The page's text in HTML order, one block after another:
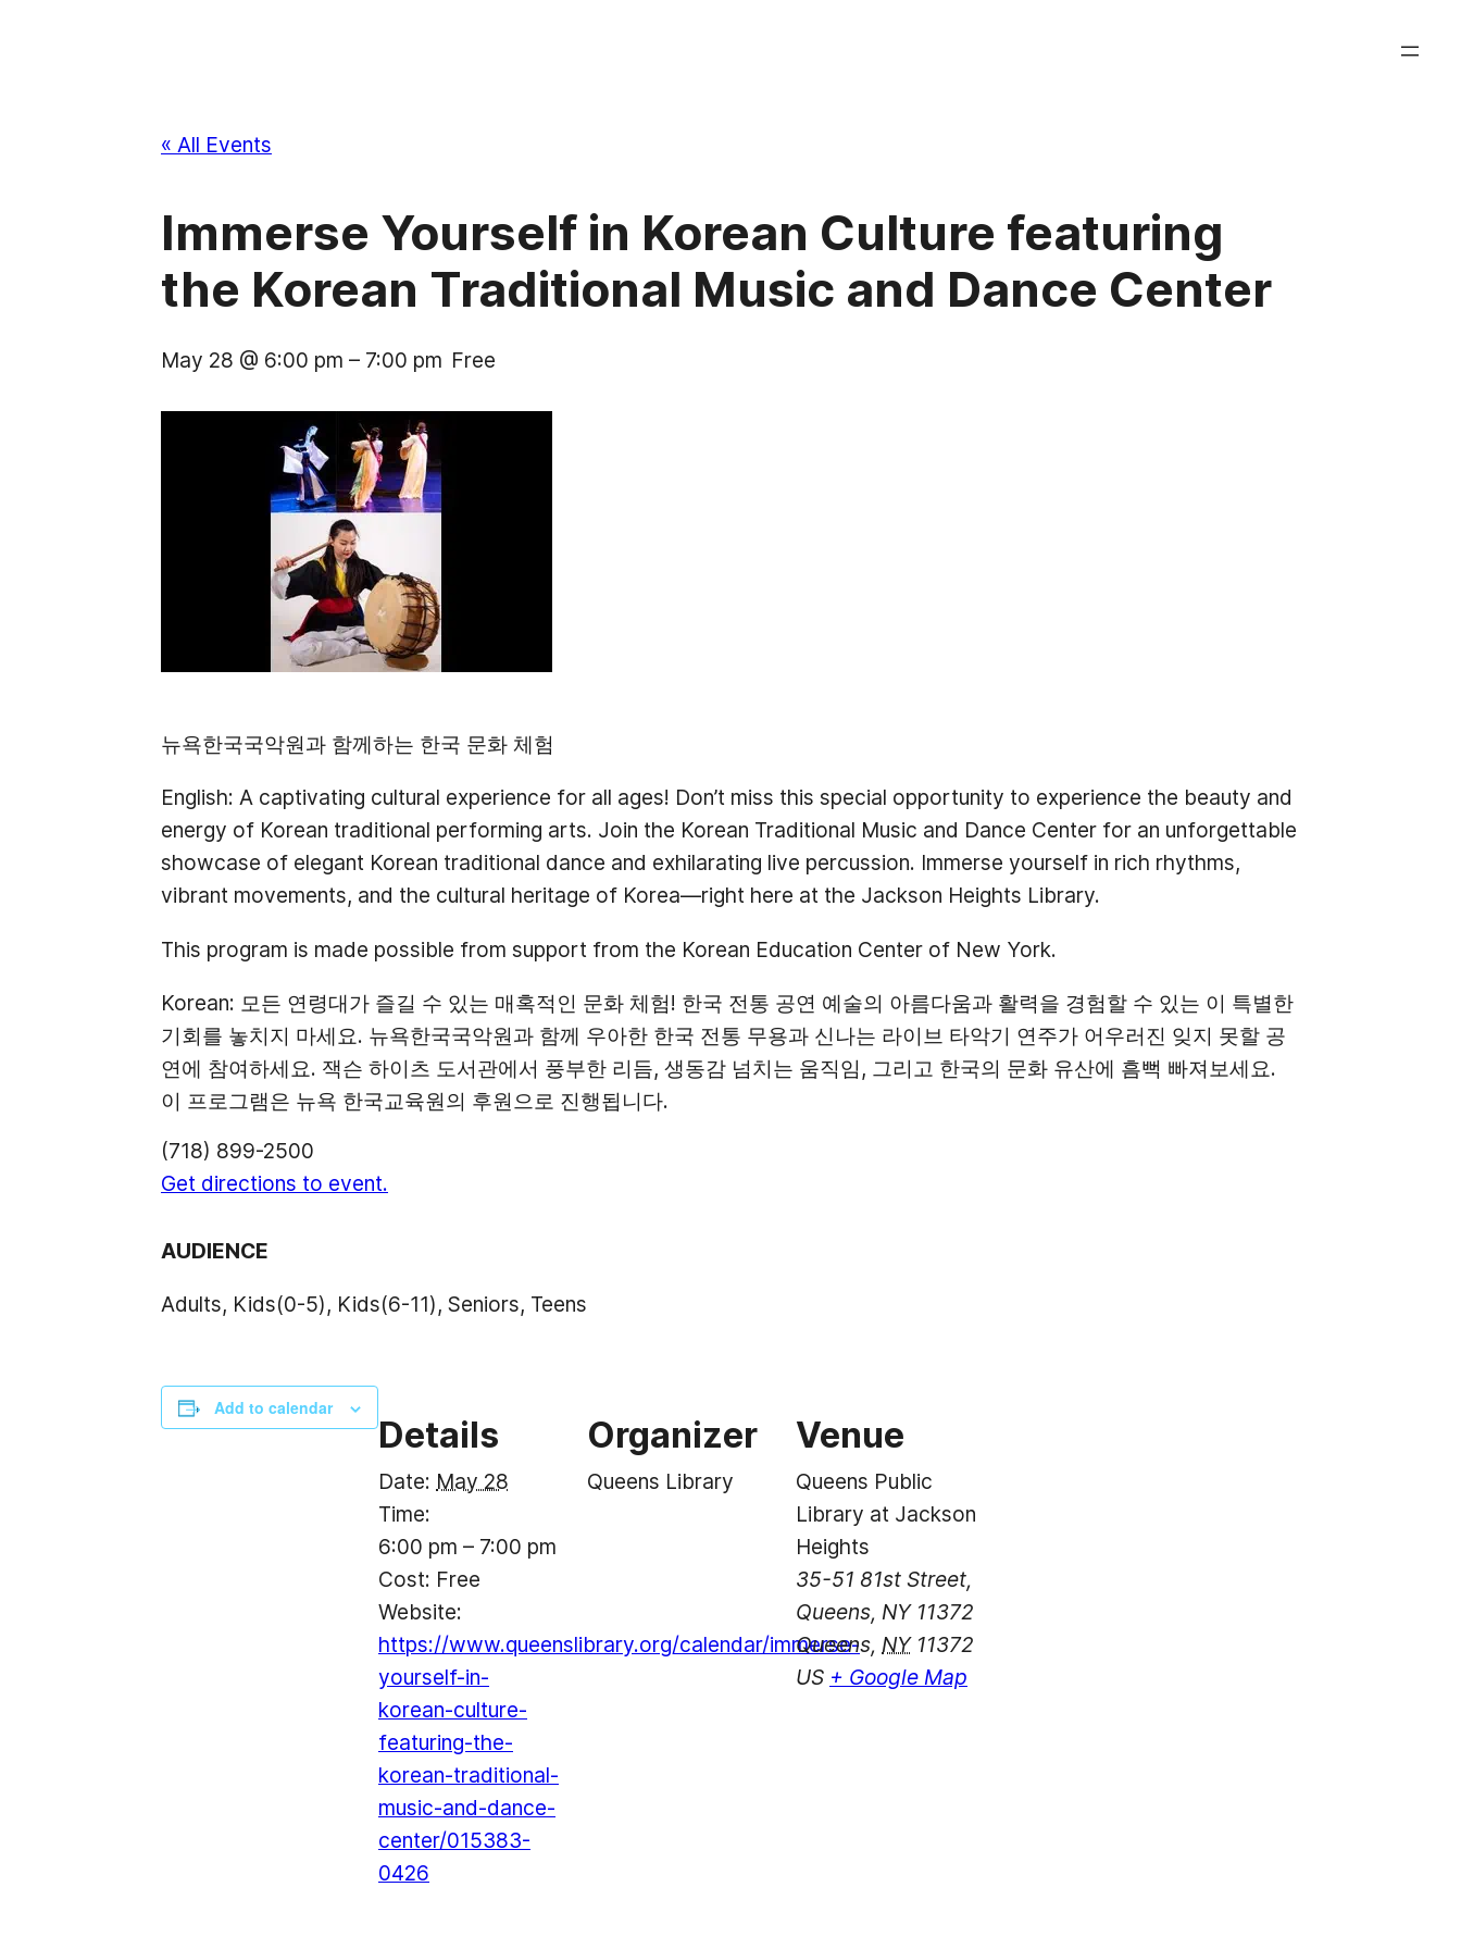
« All Events
Immerse Yourself in Korean Culture featuring
the Korean Traditional Music and Dance Center
May 28 @ 6:00 pm – 7:00 pm Free
뉴욕한국국악원과 함께하는 한국 문화 체험
English: A captivating cultural experience for all ages! Don’t miss this special opportunity to experience the beauty and
energy of Korean traditional performing arts. Join the Korean Traditional Music and Dance Center for an unforgettable
showcase of elegant Korean traditional dance and exhilarating live percussion. Immerse yourself in rich rhythms,
vibrant movements, and the cultural heritage of Korea—right here at the Jackson Heights Library.
This program is made possible from support from the Korean Education Center of New York.
Korean: 모든 연령대가 즐길 수 있는 매혹적인 문화 체험! 한국 전통 공연 예술의 아름다움과 활력을 경험할 수 있는 이 특별한
기회를 놓치지 마세요. 뉴욕한국국악원과 함께 우아한 한국 전통 무용과 신나는 라이브 타악기 연주가 어우러진 잊지 못할 공
연에 참여하세요. 잭슨 하이츠 도서관에서 풍부한 리듬, 생동감 넘치는 움직임, 그리고 한국의 문화 유산에 흠뻑 빠져보세요.
이 프로그램은 뉴욕 한국교육원의 후원으로 진행됩니다.
(718) 899-2500
Get directions to event.
AUDIENCE
Adults, Kids(0-5), Kids(6-11), Seniors, Teens
Add to calendar
Details
Date: May 28
Time:
6:00 pm – 7:00 pm
Cost: Free
Website:
https://www.queenslibrary.org/calendar/immerse-
yourself-in-
korean-culture-
featuring-the-
korean-traditional-
music-and-dance-
center/015383-
0426
Organizer
Queens Library
Venue
Queens Public
Library at Jackson
Heights
35-51 81st Street,
Queens, NY 11372
Queens, NY 11372
US + Google Map